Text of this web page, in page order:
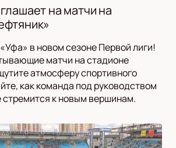
на матчи на
в новом сезоне Первой лиги!
матчи на стадионе
атмосферу спортивного
как команда под руководством
к новым вершинам.